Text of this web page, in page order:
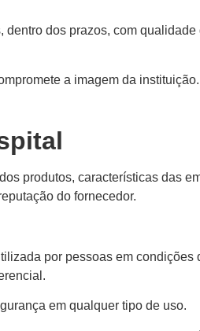
dos prazos, com
a imagem da instituição.
produtos, características das
do fornecedor.
por pessoas em condições
em qualquer tipo de uso.